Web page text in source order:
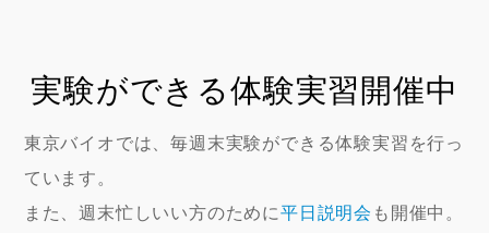
実験ができる体験実習開催中
東京バイオでは、毎週末実験ができる体験実習を行っ
ています。
また、週末忙しいい方のために平日説明会 も開催中。